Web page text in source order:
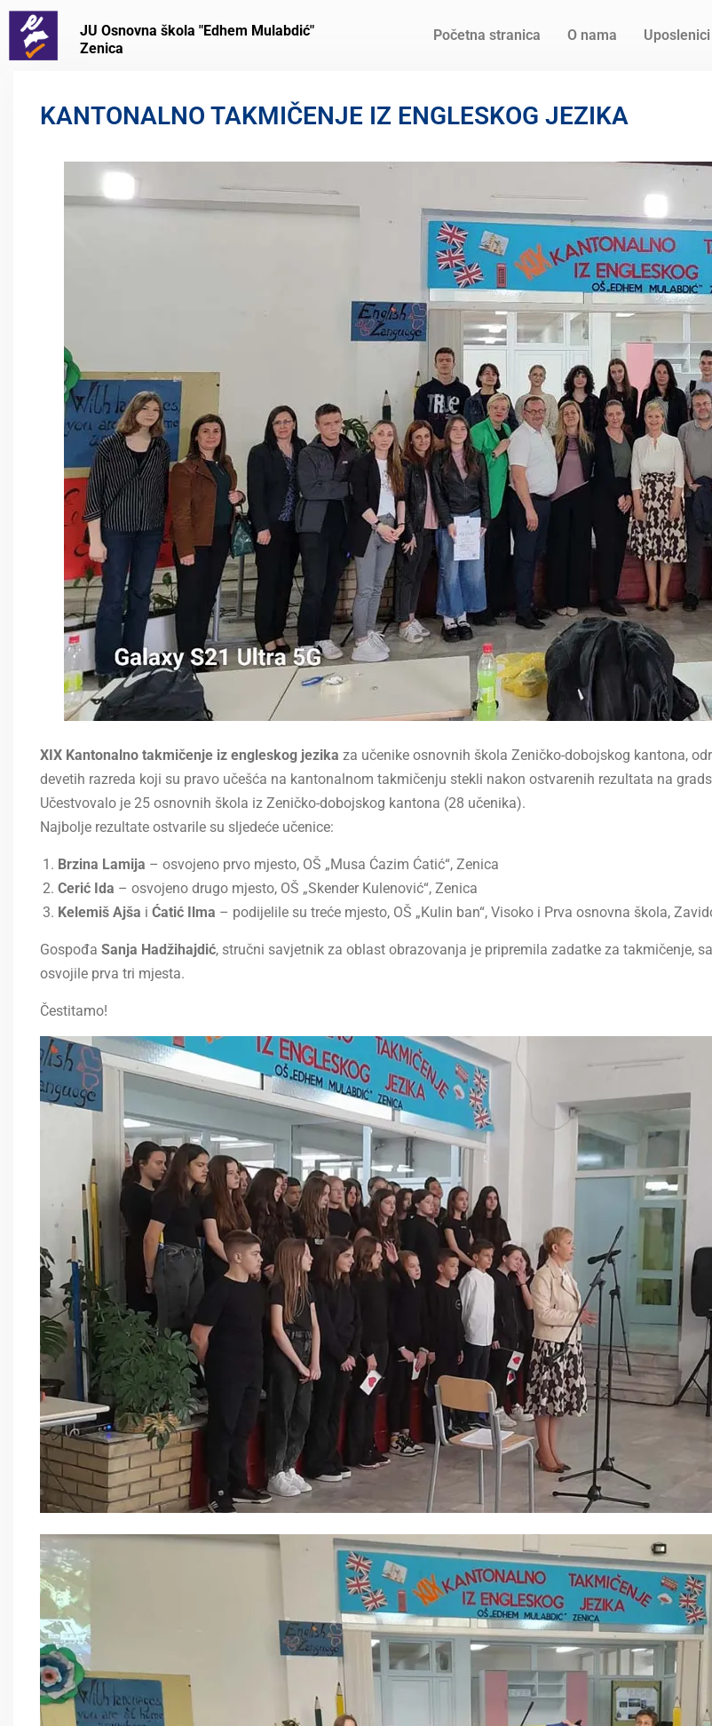
JU Osnovna škola "Edhem Mulabdić"
Zenica
Početna stranica O nama Uposlenici
KANTONALNO TAKMIČENJE IZ ENGLESKOG JEZIKA
XIX Kantonalno takmičenje iz engleskog jezika za učenike osnovnih škola Zeničko-dobojskog kantona,
devetih razreda koji su pravo učešća na kantonalnom takmičenju stekli nakon ostvarenih rezultata na
Učestvovalo je 25 osnovnih škola iz Zeničko-dobojskog kantona (28 učenika).
Najbolje rezultate ostvarile su sljedeće učenice:
Brzina Lamija – osvojeno prvo mjesto, OŠ „Musa Ćazim Ćatić“, Zenica
Cerić Ida – osvojeno drugo mjesto, OŠ „Skender Kulenović“, Zenica
Kelemiš Ajša i Ćatić Ilma – podijelile su treće mjesto, OŠ „Kulin ban“, Visoko i Prva osnovna škola,
Gospođa Sanja Hadžihajdić, stručni savjetnik za oblast obrazovanja je pripremila zadatke za takmičenje,
osvojile prva tri mjesta.
Čestitamo!